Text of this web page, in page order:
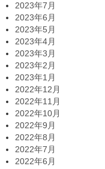
2023年7月
2023年6月
2023年5月
2023年4月
2023年3月
2023年2月
2023年1月
2022年12月
2022年11月
2022年10月
2022年9月
2022年8月
2022年7月
2022年6月